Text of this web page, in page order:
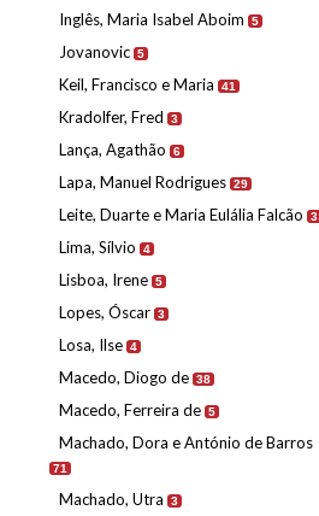
Inglês, Maria Isabel Aboim 5
Jovanovic 5
Keil, Francisco e Maria 41
Kradolfer, Fred 3
Lança, Agathão 6
Lapa, Manuel Rodrigues 29
Leite, Duarte e Maria Eulália Falcão 3
Lima, Sílvio 4
Lisboa, Irene 5
Lopes, Óscar 3
Losa, Ilse 4
Macedo, Diogo de 38
Macedo, Ferreira de 5
Machado, Dora e António de Barros
71
Machado, Utra 3